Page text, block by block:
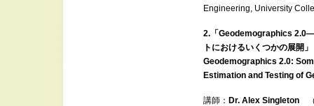
Engineering, University
2.「Geodemographics 2.0―
トにおけるいくつかの展開」
Geodemographics 2.0:
Estimation and Testing of
講師： Dr. Alex Singleton